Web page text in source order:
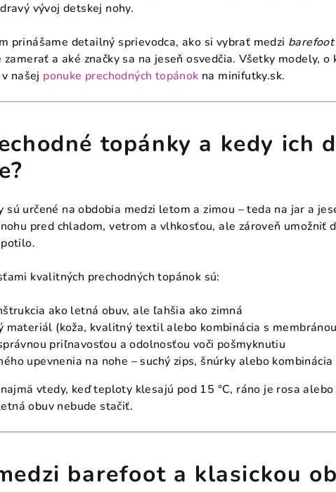
vývoj detskej nohy.
prinášame detailný sprievodca, ako si vybrať medzi barefoot
zamerať a aké značky sa na jeseň osvedčia. Všetky modely, o
našej ponuke prechodných topánok na minifutky.sk.
topánky a kedy ich
sú určené na obdobia medzi letom a zimou – teda na jar a
pred chladom, vetrom a vlhkosťou, ale zároveň umožniť
kvalitných prechodných topánok sú:
ako letná obuv, ale ľahšia ako zimná
materiál (koža, kvalitný textil alebo kombinácia s
priľnavosťou a odolnosťou voči pošmyknutiu
upevnenia na nohe – suchý zips, šnúrky alebo kombinácia
vtedy, keď teploty klesajú pod 15 °C, ráno je rosa
obuv nebude stačiť.
barefoot a klasickou